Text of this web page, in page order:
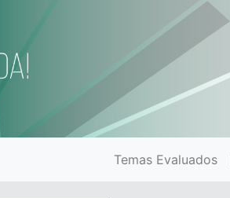
Temas Evaluados